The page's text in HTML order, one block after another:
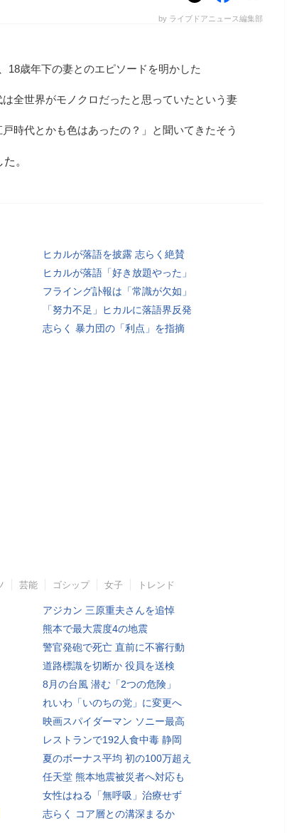
by ライブドアニュース編集部
18歳年下の妻とのエピソードを明かした
全世界がモノクロだったと思っていたという妻
時代とかも色はあったの？」と聞いてきたそう
。
ヒカルが落語を披露 志らく絶賛
ヒカルが落語「好き放題やった」
フライング訃報は「常識が欠如」
「努力不足」ヒカルに落語界反発
志らく 暴力団の「利点」を指摘
芸能 ゴシップ 女子 トレンド
アジカン 三原重夫さんを追悼
熊本で最大震度4の地震
警官発砲で死亡 直前に不審行動
道路標識を切断か 役員を送検
8月の台風 潜む「2つの危険」
れいわ「いのちの党」に変更へ
映画スパイダーマン ソニー最高
レストランで192人食中毒 静岡
夏のボーナス平均 初の100万超え
任天堂 熊本地震被災者へ対応も
女性はねる「無呼吸」治療せず
志らく コア層との溝深まるか